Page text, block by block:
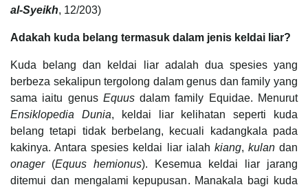
al-Syeikh, 12/203)
Adakah kuda belang termasuk dalam jenis keldai liar?
Kuda belang dan keldai liar adalah dua spesies yang
berbeza sekalipun tergolong dalam genus dan family yang
sama iaitu genus Equusdalam family Equidae. Menurut
Ensiklopedia Dunia, keldai liar kelihatan seperti kuda
belang tetapi tidak berbelang, kecuali kadangkala pada
kakinya. Antara spesies keldai liar ialah kiang, kulandan
onager (Equus hemionus). Kesemua keldai liar jarang
ditemui dan mengalami kepupusan. Manakala bagi kuda